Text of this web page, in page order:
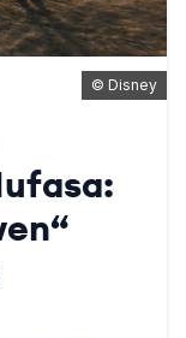
© Disney